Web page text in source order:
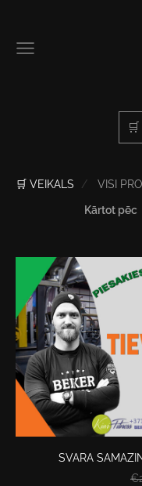
🛒 VEIKALS
VISI
Kārtot pēc
SVARA